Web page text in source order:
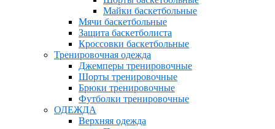
Майки баскетбольные
Мячи баскетбольные
Защита баскетболиста
Кроссовки баскетбольные
Тренировочная одежда
Джемперы тренировочные
Шорты тренировочные
Брюки тренировочные
Футболки тренировочные
ОДЕЖДА
Верхняя одежда